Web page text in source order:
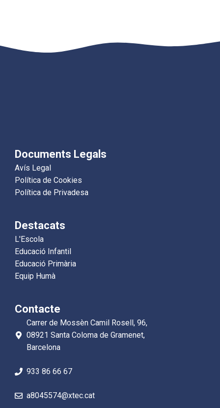
Documents Legals
Avís Legal
Política de Cookies
Política de Privadesa
Destacats
L'Escola
Educació Infantil
Educació Primària
Equip Humà
Contacte
Carrer de Mossèn Camil Rosell, 96,
08921 Santa Coloma de Gramenet,
Barcelona
933 86 66 67
a8045574@xtec.cat